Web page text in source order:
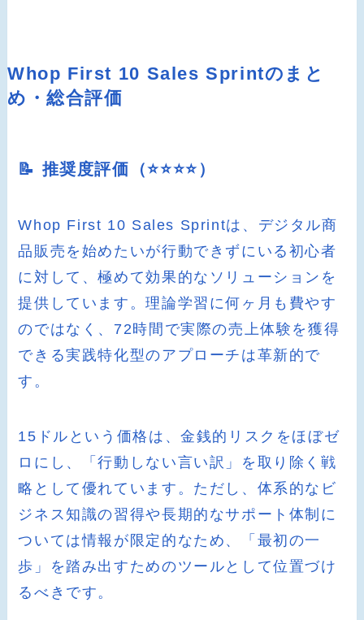
Whop First 10 Sales Sprintのまと
め・総合評価
📝 推奨度評価（⭐️⭐️⭐️⭐️）
Whop First 10 Sales Sprintは、デジタル商
品販売を始めたいが行動できずにいる初心者
に対して、極めて効果的なソリューションを
提供しています。理論学習に何ヶ月も費やす
のではなく、72時間で実際の売上体験を獲得
できる実践特化型のアプローチは革新的で
す。
15ドルという価格は、金銭的リスクをほぼゼ
ロにし、「行動しない言い訳」を取り除く戦
略として優れています。ただし、体系的なビ
ジネス知識の習得や長期的なサポート体制に
ついては情報が限定的なため、「最初の一
歩」を踏み出すためのツールとして位置づけ
るべきです。